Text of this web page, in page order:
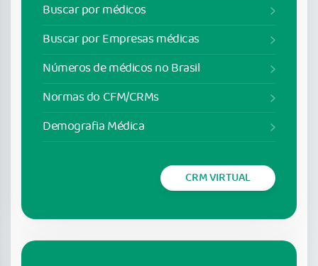
Buscar por médicos
Buscar por Empresas médicas
Números de médicos no Brasil
Normas do CFM/CRMs
Demografia Médica
CRM VIRTUAL